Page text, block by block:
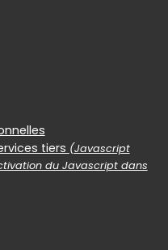
tiers (Javascript
du Javascript dans